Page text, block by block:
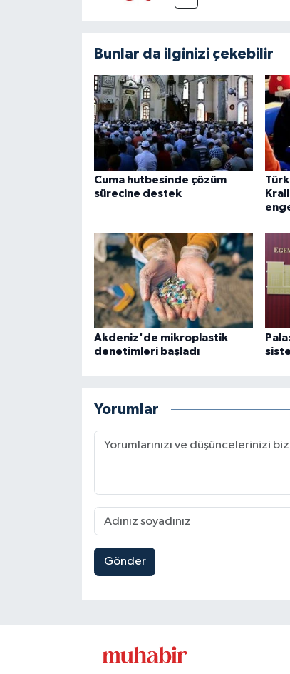
Bunlar da ilginizi çekebilir
Cuma hutbesinde çözüm
sürecine destek
Akdeniz'de mikroplastik
denetimleri başladı
Yorumlar
Gönder